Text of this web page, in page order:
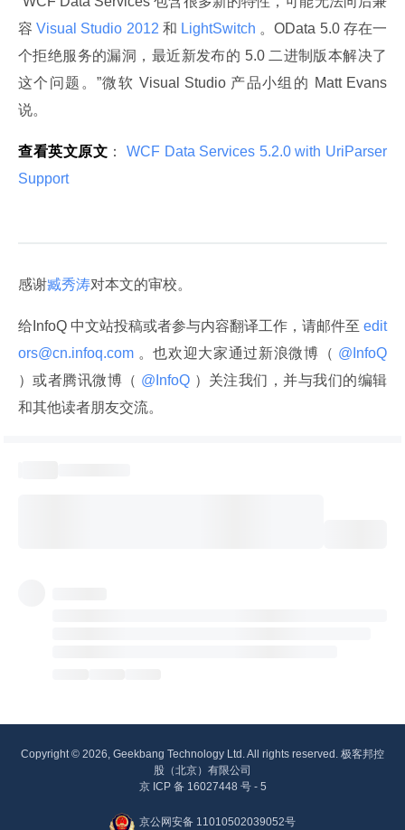
容 Visual Studio 2012 和 LightSwitch 。OData 5.0 存在一
个拒绝服务的漏洞，最近新发布的 5.0 二进制版本解决了
这个问题。”微软 Visual Studio 产品小组的 Matt Evans
说。
查看英文原文 ：
WCF Data Services 5.2.0 with UriParser
Support
感谢臧秀涛对本文的审校。
给InfoQ 中文站投稿或者参与内容翻译工作，请邮件至 edit
ors@cn.infoq.com 。也欢迎大家通过新浪微博（
）或者腾讯微博（ @InfoQ ）关注我们，并与我们的编辑
和其他读者朋友交流。
Copyright © 2026, Geekbang Technology Ltd. All rights reserved. 极客邦控
股（北京）有限公司
京 ICP 备 16027448 号 - 5
京公网安备 11010502039052号